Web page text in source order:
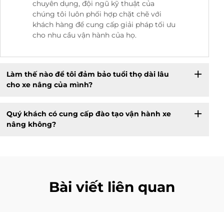
chuyên dụng, đội ngũ kỹ thuật của
chúng tôi luôn phối hợp chặt chẽ với
khách hàng để cung cấp giải pháp tối ưu
cho nhu cầu vận hành của họ.
Làm thế nào để tôi đảm bảo tuổi thọ dài lâu
cho xe nâng của mình?
Quý khách có cung cấp đào tạo vận hành xe
nâng không?
Bài viết liên quan